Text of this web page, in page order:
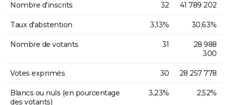
Nombre d'inscrits 32 41 789 202
Taux d'abstention 3,13% 30,63%
Nombre de votants 31
28 988
300
Votes exprimés 30 28 257 778
Blancs ou nuls (en pourcentage
des votants)
3,23% 2,52%